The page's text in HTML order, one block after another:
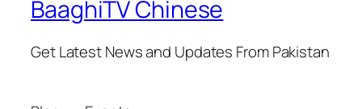
BaaghiTV Chinese
Get Latest News and Updates From Pakistan